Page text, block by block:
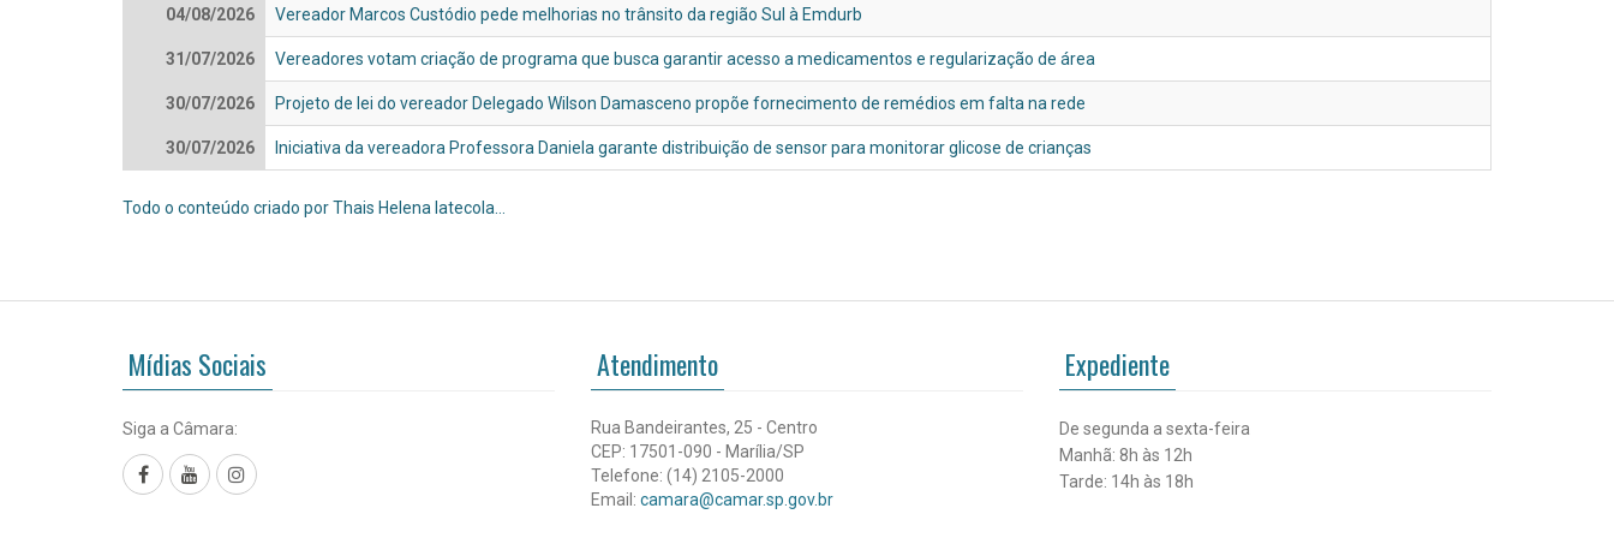
04/08/2026 Vereador Marcos Custódio pede melhorias no trânsito da região Sul à Emdurb
31/07/2026 Vereadores votam criação de programa que busca garantir acesso a medicamentos e regularização de área
30/07/2026 Projeto de lei do vereador Delegado Wilson Damasceno propõe fornecimento de remédios em falta na rede
30/07/2026 Iniciativa da vereadora Professora Daniela garante distribuição de sensor para monitorar glicose de crianças
Todo o conteúdo criado por Thais Helena Iatecola…
Mídias Sociais
Siga a Câmara:
Facebook
YouTubeInstagram
Atendimento
Rua Bandeirantes, 25 - Centro
CEP: 17501-090 - Marília/SP
Telefone: (14) 2105-2000
Email: camara@camar.sp.gov.br
Expediente
De segunda a sexta-feira
Manhã: 8h às 12h
Tarde: 14h às 18h